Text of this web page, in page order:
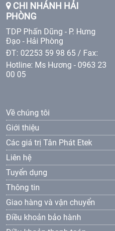
CHI NHÁNH HẢI
PHÒNG
TDP Phấn Dũng - P. Hưng
Đạo - Hải Phòng
ĐT: 02253 59 98 65 / Fax:
Hotline: Ms Hương - 0963 23
00 05
Về chúng tôi
Giới thiệu
Các giá trị Tân Phát Etek
Liên hệ
Tuyển dụng
Thông tin
Giao hàng và vận chuyển
Điều khoản bảo hành